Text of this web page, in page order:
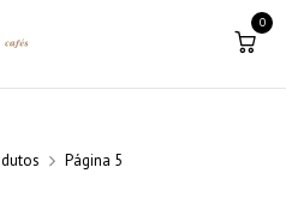
0
Página 5